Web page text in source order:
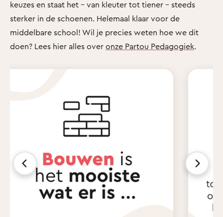
keuzes en staat het - van kleuter tot tiener - steeds
sterker in de schoenen. Helemaal klaar voor de
middelbare school! Wil je precies weten hoe we dit
doen? Lees hier alles over onze Partou Pedagogiek.